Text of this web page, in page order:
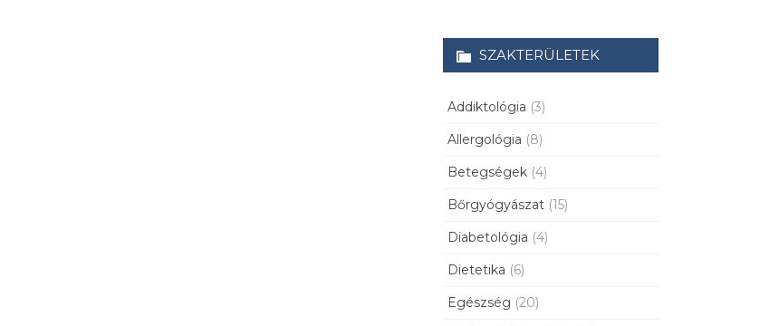
SZAKTERÜLETEK
Addiktológia (3)
Allergológia (8)
Betegségek (4)
Bőrgyógyászat (15)
Diabetológia (4)
Dietetika (6)
Egészség (20)